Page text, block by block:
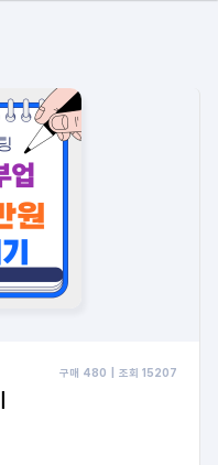
구매 480 | 조회 15207